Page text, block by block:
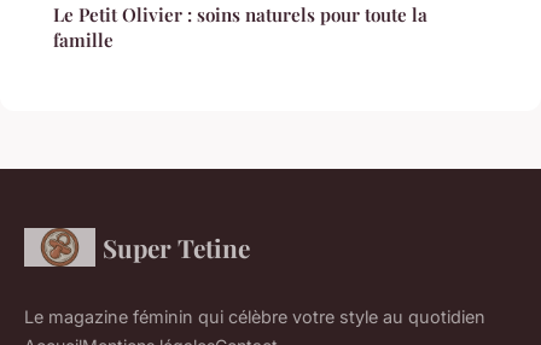
Le Petit Olivier : soins naturels pour toute la
famille
Super Tetine
Le magazine féminin qui célèbre votre style au quotidien